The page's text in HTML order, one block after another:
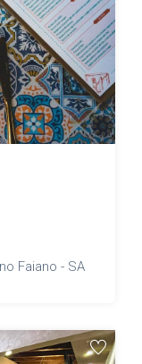
Faiano - SA